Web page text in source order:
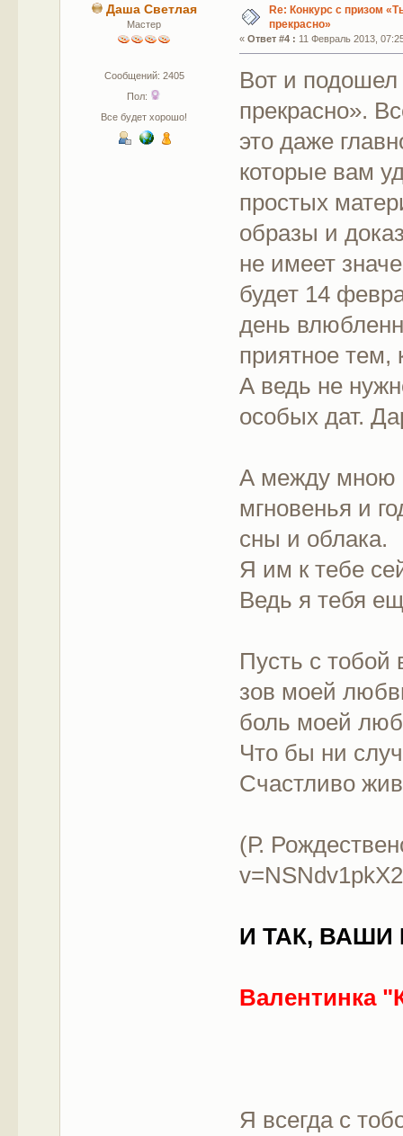
Даша Светлая
Мастер
Сообщений: 2405
Пол:
Все будет хорошо!
Re: Конкурс с призом
прекрасно»
«Ответ #4 : 11 Февраль 2013,
Вот и подошел
прекрасно».
это даже
которые вам
простых
образы и
не имеет
будет 14
день
приятное
А ведь не
особых дат.
А между мною
мгновенья и
сны и облака.
Я им к тебе
Ведь я тебя
Пусть с тобой
зов моей
боль моей
Что бы ни
Счастливо
(Р.
И ТАК, ВАШИ
Валентинка
Я всегда с